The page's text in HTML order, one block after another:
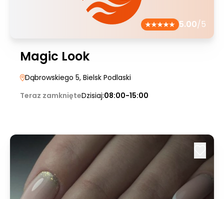
5.00/5
Magic Look
Dąbrowskiego 5, Bielsk Podlaski
Teraz zamknięteDzisiaj:08:00-15:00